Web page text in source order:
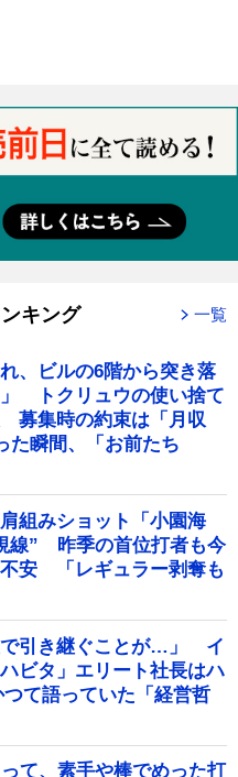
キング 一覧
、ビルの6階から突き落
トクリュウの使い捨て
募集時の約束は「月収
た瞬間、「お前たち
組みショット「小園海
線” 昨季の首位打者も今
安 「レギュラー剥奪も
で引き継ぐことが…」 イ
ビタ」エリート社長はハ
て語っていた「経営哲
て、素手や棒でめった打